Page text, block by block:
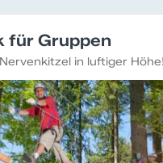
für Gruppen
in luftiger Höhe!